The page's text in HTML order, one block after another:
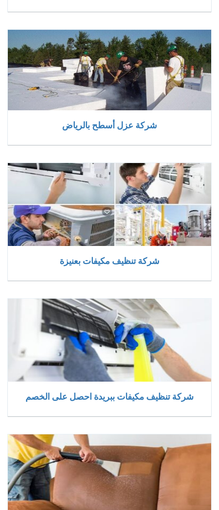
شركة عزل أسطح بالرياض
شركة تنظيف مكيفات بعنيزة
شركة تنظيف مكيفات ببريدة احصل على الخصم